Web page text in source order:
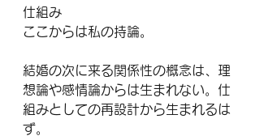
仕組み
ここからは私の持論。
結婚の次に来る関係性の概念は、理
想論や感情論からは生まれない。仕
組みとしての再設計から生まれるは
ず。